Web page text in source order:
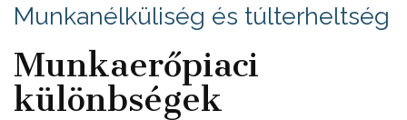
Munkanélküliség és túlterheltség
Munkaerőpiaci
különbségek